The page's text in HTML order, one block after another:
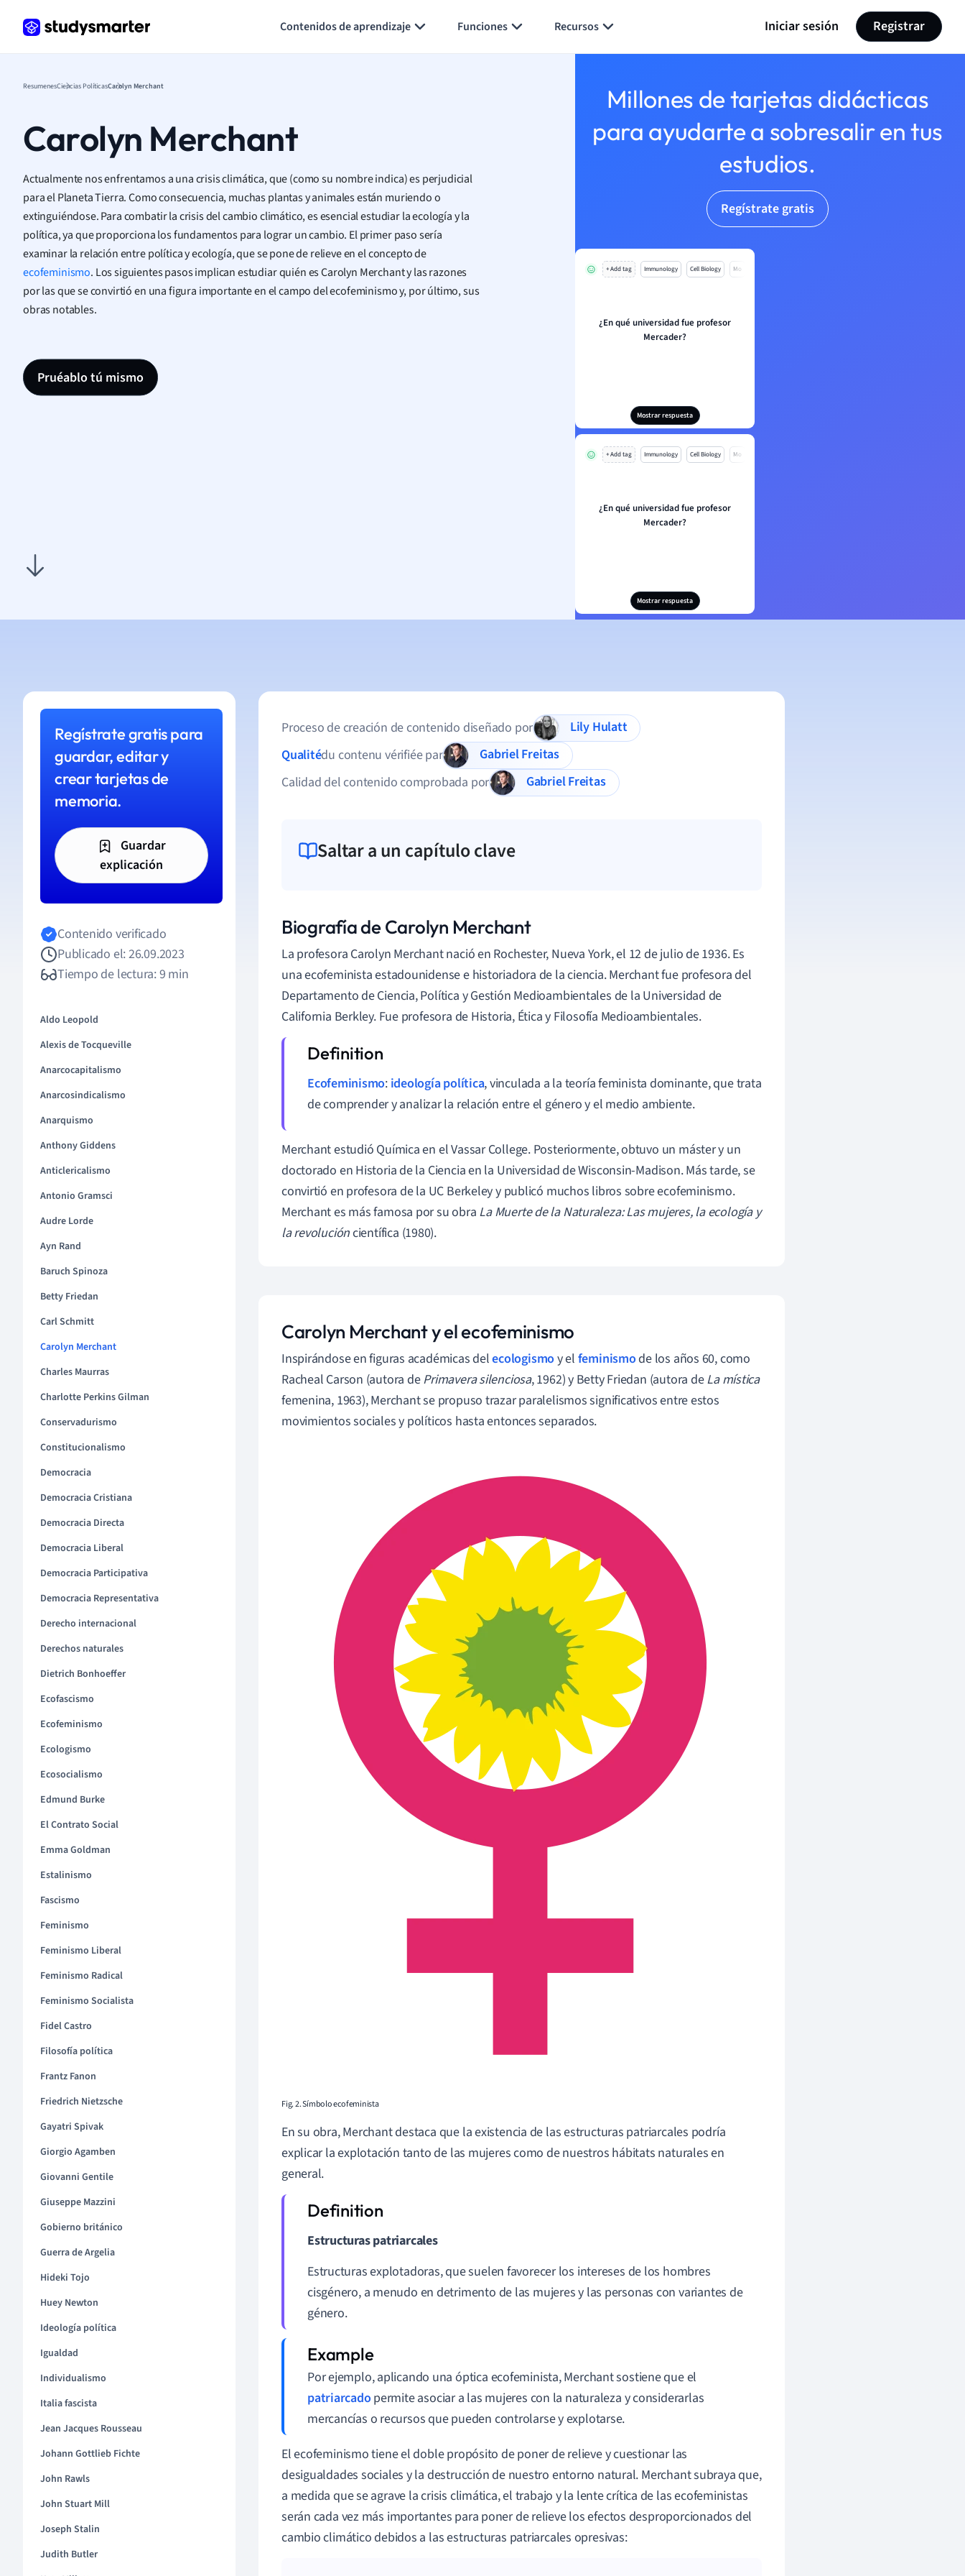
Contenidos de aprendizaje Funciones Recursos Iniciar sesión Registrar
ResumenesCiencias PolíticasCarolyn Merchant
Carolyn Merchant
Actualmente nos enfrentamos a una crisis climática, que (como su nombre indica) es perjudicial
para el Planeta Tierra. Como consecuencia, muchas plantas y animales están muriendo o
extinguiéndose. Para combatir la crisis del cambio climático, es esencial estudiar la ecología y la
política, ya que proporciona los fundamentos para lograr un cambio. El primer paso sería
examinar la relación entre política y ecología, que se pone de relieve en el concepto de
ecofeminismo. Los siguientes pasos implican estudiar quién es Carolyn Merchant y las razones
por las que se convirtió en una figura importante en el campo del ecofeminismo y, por último, sus
obras notables.
Pruéablo tú mismo
Millones de tarjetas didácticas
para ayudarte a sobresalir en tus
estudios.
Regístrate gratis
+ Add tag Immunology Cell Biology Mo
¿En qué universidad fue profesor
Mercader?
Mostrar respuesta
+ Add tag Immunology Cell Biology Mo
¿En qué universidad fue profesor
Mercader?
Mostrar respuesta
Regístrate gratis para
guardar, editar y
crear tarjetas de
memoria.
Guardar
explicación
Contenido verificado
Publicado el: 26.09.2023
Tiempo de lectura: 9 min
Aldo Leopold
Alexis de Tocqueville
Anarcocapitalismo
Anarcosindicalismo
Anarquismo
Anthony Giddens
Anticlericalismo
Antonio Gramsci
Audre Lorde
Ayn Rand
Baruch Spinoza
Betty Friedan
Carl Schmitt
Carolyn Merchant
Charles Maurras
Charlotte Perkins Gilman
Conservadurismo
Constitucionalismo
Democracia
Democracia Cristiana
Democracia Directa
Democracia Liberal
Democracia Participativa
Democracia Representativa
Derecho internacional
Derechos naturales
Dietrich Bonhoeffer
Ecofascismo
Ecofeminismo
Ecologismo
Ecosocialismo
Edmund Burke
El Contrato Social
Emma Goldman
Estalinismo
Fascismo
Feminismo
Feminismo Liberal
Feminismo Radical
Feminismo Socialista
Fidel Castro
Filosofía política
Frantz Fanon
Friedrich Nietzsche
Gayatri Spivak
Giorgio Agamben
Giovanni Gentile
Giuseppe Mazzini
Gobierno británico
Guerra de Argelia
Hideki Tojo
Huey Newton
Ideología política
Igualdad
Individualismo
Italia fascista
Jean Jacques Rousseau
Johann Gottlieb Fichte
John Rawls
John Stuart Mill
Joseph Stalin
Judith Butler
Proceso de creación de contenido diseñado por
Lily Hulatt
Qualitédu contenu vérifiée par
Gabriel Freitas
Calidad del contenido comprobada por
Gabriel Freitas
Saltar a un capítulo clave
Biografía de Carolyn Merchant
La profesora Carolyn Merchant nació en Rochester, Nueva York, el 12 de julio de 1936. Es
una ecofeminista estadounidense e historiadora de la ciencia. Merchant fue profesora del
Departamento de Ciencia, Política y Gestión Medioambientales de la Universidad de
California Berkley. Fue profesora de Historia, Ética y Filosofía Medioambientales.
Ecofeminismo: ideología política, vinculada a la teoría feminista dominante, que trata
de comprender y analizar la relación entre el género y el medio ambiente.
Merchant estudió Química en el Vassar College. Posteriormente, obtuvo un máster y un
doctorado en Historia de la Ciencia en la Universidad de Wisconsin-Madison. Más tarde, se
convirtió en profesora de la UC Berkeley y publicó muchos libros sobre ecofeminismo.
Merchant es más famosa por su obra La Muerte de la Naturaleza: Las mujeres, la ecología y
la revolucióncientífica (1980).
Carolyn Merchant y el ecofeminismo
Inspirándose en figuras académicas delecologismoy el feminismode los años 60, como
Racheal Carson (autora dePrimavera silenciosa, 1962) y Betty Friedan (autora deLa mística
femenina, 1963), Merchant se propuso trazar paralelismos significativos entre estos
movimientos sociales y políticos hasta entonces separados.
Fig. 2. Símbolo ecofeminista
En su obra, Merchant destaca que la existencia de las estructuras patriarcales podría
explicar la explotación tanto de las mujeres como de nuestros hábitats naturales en
general.
Estructuras patriarcales
Estructuras explotadoras, que suelen favorecer los intereses de los hombres
cisgénero, a menudo en detrimento de las mujeres y las personas con variantes de
género.
Por ejemplo, aplicando una óptica ecofeminista, Merchant sostiene que el
patriarcadopermite asociar a las mujeres con la naturaleza y considerarlas
mercancías o recursos que pueden controlarse y explotarse.
El ecofeminismo tiene el doble propósito de poner de relieve y cuestionar las
desigualdades sociales y la destrucción de nuestro entorno natural. Merchant subraya que,
a medida que se agrave la crisis climática, el trabajo y la lente crítica de las ecofeministas
serán cada vez más importantes para poner de relieve los efectos desproporcionados del
cambio climático debidos a las estructuras patriarcales opresivas: